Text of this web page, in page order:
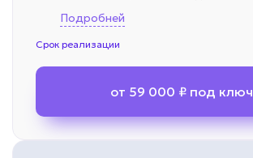
Подробней
Срок реализации
от 59 000 ₽ под ключ